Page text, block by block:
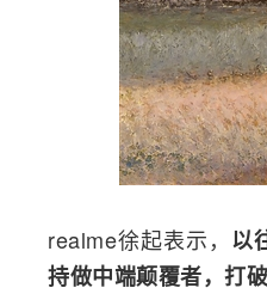
realme徐起表示， 以
持做中端颠覆者，打破